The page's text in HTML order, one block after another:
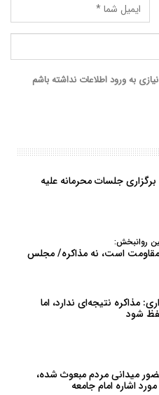
به ورود اطلاعات نداشته باشم
برگزاری جلسات محرمانه علیه
روانبخش:
مقاومت است، نه مذاکره/ مجلس
مذاکره نتیجه‌ای ندارد، اما
شود
میدانی مردم مبعوث شده،
اشاره امام جامعه